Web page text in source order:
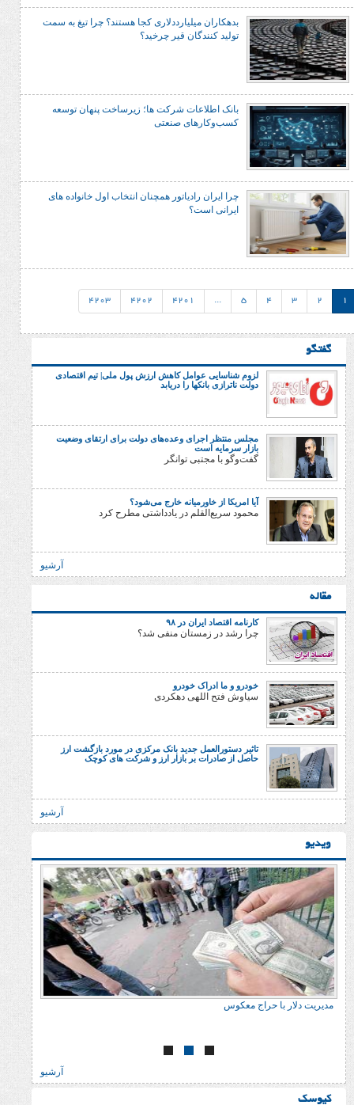
بدهکاران میلیارددلاری کجا هستند؟ چرا تیغ به سمت
تولید کنندگان قیر چرخید؟
بانک اطلاعات شرکت‌ ها؛ زیرساخت پنهان توسعه
کسب‌وکارهای صنعتی
چرا ایران رادیاتور همچنان انتخاب اول خانواده های
ایرانی است؟
4
5
...
4201
4202
4203
لزوم شناسایی عوامل کاهش ارزش پول ملی| تیم اقتصادی
دولت ناترازی بانکها را دریابد
مجلس منتظر اجرای وعده‌های دولت برای ارتقای وضعیت
بازار سرمایه است
گفت‌وگو با مجتبی توانگر
آیا امریکا از خاورمیانه خارج می‌شود؟
محمود سریع‌القلم در یادداشتی مطرح کرد
کارنامه اقتصاد ایران در ۹۸
چرا رشد در زمستان منفی شد؟
خودرو و ما ادراک خودرو
سیاوش فتح اللهی دهکردی
تاثیر دستورالعمل جدید بانک مرکزی در مورد بازگشت ارز
حاصل از صادرات بر بازار ارز و شرکت های کوچک
خسارت وارد می‌کند
حراج معکوس